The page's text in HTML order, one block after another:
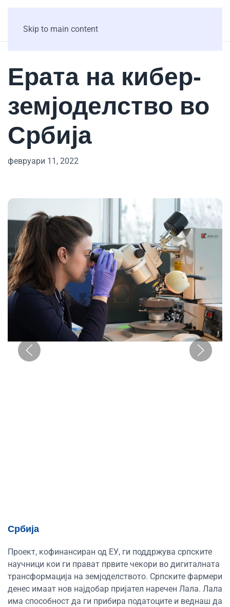
Skip to main content
Ерата на кибер-
земјоделство во
Србија
февруари 11, 2022
Србија
Проект, кофинансиран од ЕУ, ги поддржува српските
научници кои ги прават првите чекори во дигиталната
трансформација на земјоделството. Српските фармери
денес имаат нов најдобар пријател наречен Лала. Лала
има способност да ги прибира податоците и веднаш да